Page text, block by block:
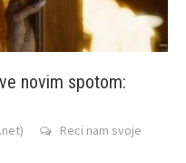
novim spotom:
Reci nam svoje